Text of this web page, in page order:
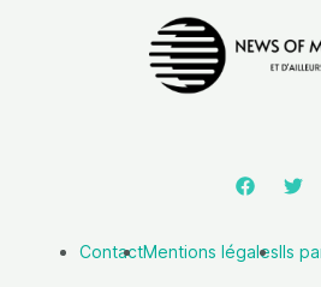
ContactMentions légalesIls